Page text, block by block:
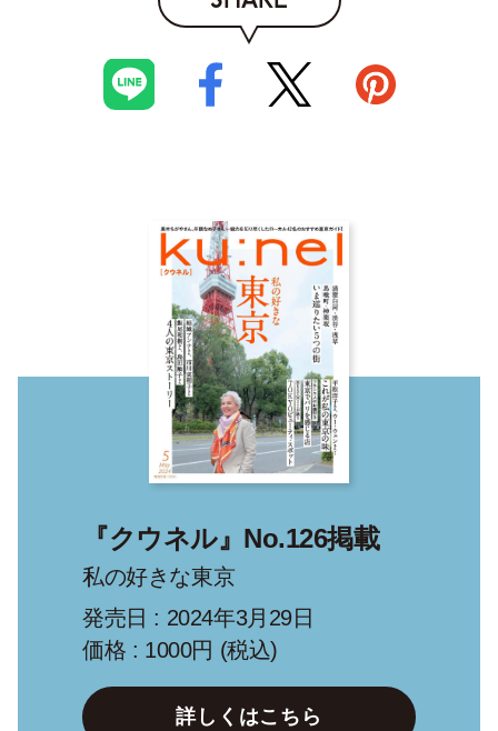
『クウネル』No.126掲載
私の好きな東京
発売日 : 2024年3月29日
価格 : 1000円 (税込)
詳しくはこちら